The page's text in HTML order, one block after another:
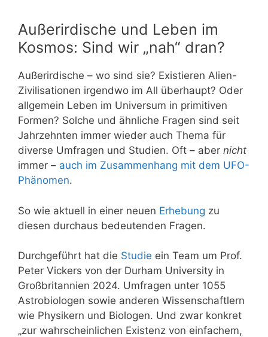
Außerirdische und Leben im
Kosmos: Sind wir „nah“ dran?
Außerirdische – wo sind sie? Existieren Alien-
Zivilisationen irgendwo im All überhaupt? Oder
allgemein Leben im Universum in primitiven
Formen? Solche und ähnliche Fragen sind seit
Jahrzehnten immer wieder auch Thema für
diverse Umfragen und Studien. Oft – aber nicht
immer – auch im Zusammenhang mit dem UFO-
Phänomen.
So wie aktuell in einer neuen Erhebung zu
diesen durchaus bedeutenden Fragen.
Durchgeführt hat die Studie ein Team um Prof.
Peter Vickers von der Durham University in
Großbritannien 2024. Umfragen unter 1055
Astrobiologen sowie anderen Wissenschaftlern
wie Physikern und Biologen. Und zwar konkret
„zur wahrscheinlichen Existenz von einfachem,